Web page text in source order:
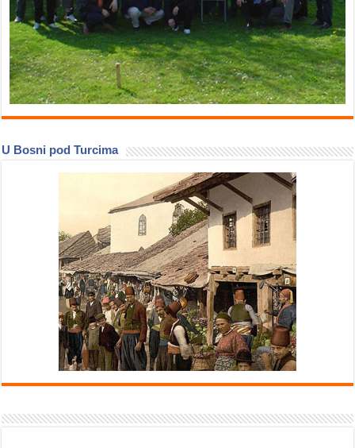
U Bosni pod Turcima